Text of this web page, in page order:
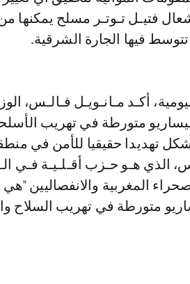
فتيـل تـوتـر مسلح يمكنها
فيها الجارة الشرقية.
أكـد مـانـويـل فـالـس،
متورطة في تهريب
تهديدا حقيقيا للأمن في
هـو حـزب أقـلـيـة فـي
المغربية والانفصاليين
متورطة في تهريب السلاح